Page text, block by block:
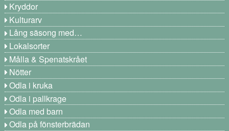
Kryddor
Kulturarv
Lång säsong med…
Lokalsorter
Målla & Spenatskrået
Nötter
Odla i kruka
Odla i pallkrage
Odla med barn
Odla på fönsterbrädan